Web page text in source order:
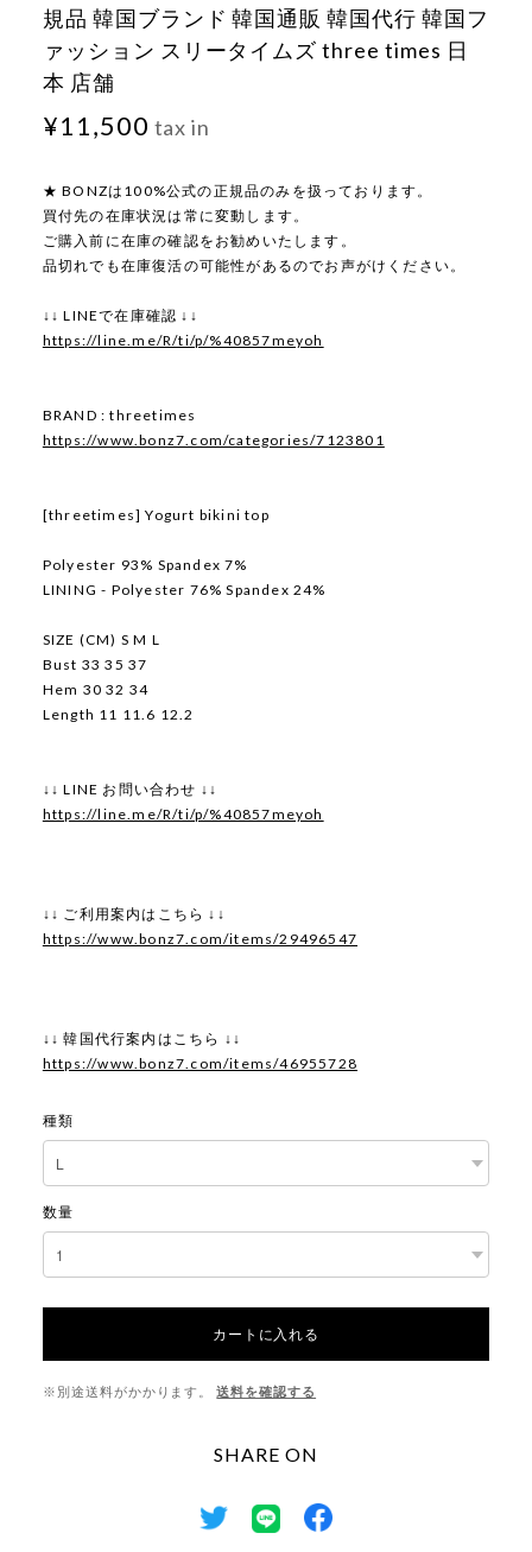
規品 韓国ブランド 韓国通販 韓国代行 韓国フ
ァッション スリータイムズ three times 日
本 店舗
¥11,500 tax in
★ BONZは100%公式の正規品のみを扱っております。
買付先の在庫状況は常に変動します。
ご購入前に在庫の確認をお勧めいたします。
品切れでも在庫復活の可能性があるのでお声がけください。
↓↓ LINEで在庫確認 ↓↓
https://line.me/R/ti/p/%40857meyoh
BRAND : threetimes
https://www.bonz7.com/categories/7123801
[threetimes] Yogurt bikini top
Polyester 93% Spandex 7%
LINING - Polyester 76% Spandex 24%
SIZE (CM) S M L
Bust 33 35 37
Hem 30 32 34
Length 11 11.6 12.2
↓↓ LINE お問い合わせ ↓↓
https://line.me/R/ti/p/%40857meyoh
↓↓ ご利用案内はこちら ↓↓
https://www.bonz7.com/items/29496547
↓↓ 韓国代行案内はこちら ↓↓
https://www.bonz7.com/items/46955728
種類
数量
カートに入れる
※別途送料がかかります。 送料を確認する
SHARE ON